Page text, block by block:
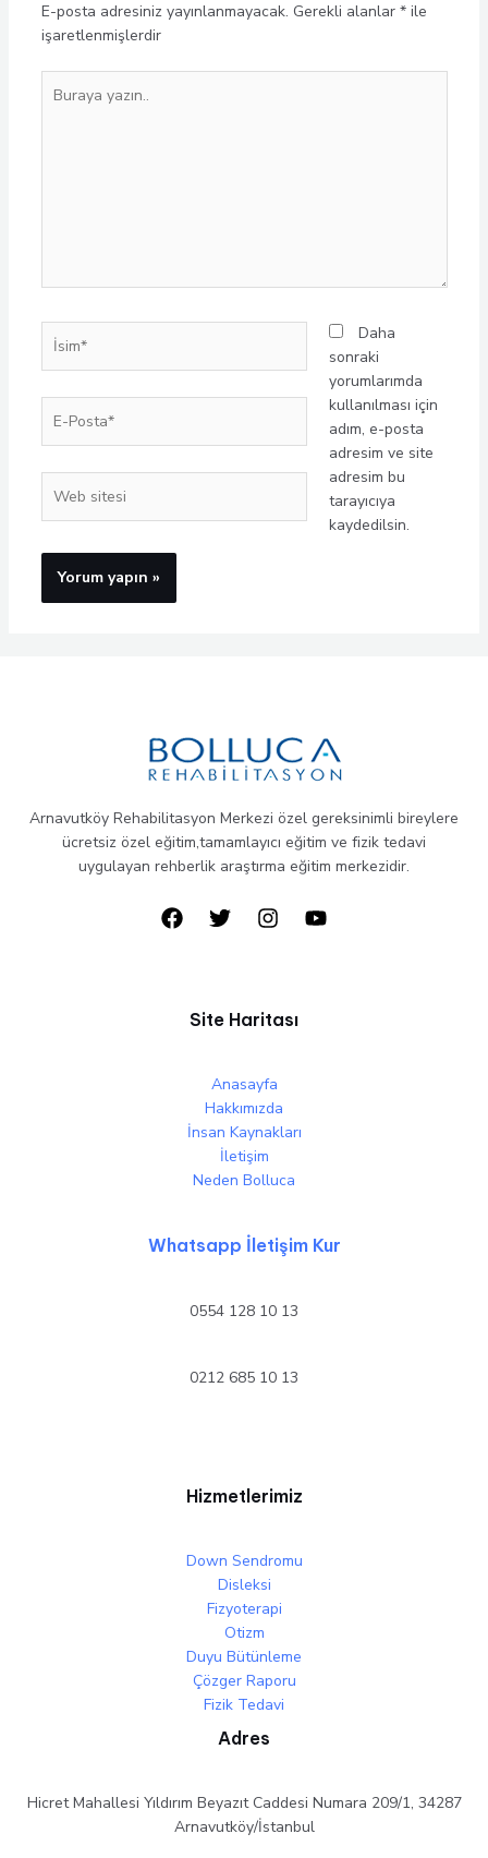
E-posta adresiniz yayınlanmayacak. Gerekli alanlar *ile
işaretlenmişlerdir
yazın..
İsim*
Posta*
sitesi
Daha
sonraki
yorumlarımda
kullanılması için
adım, e-posta
adresim ve site
adresim bu
tarayıcıya
kaydedilsin.
Arnavutköy Rehabilitasyon Merkezi özel gereksinimli bireylere
ücretsiz özel eğitim,tamamlayıcı eğitim ve fizik tedavi
uygulayan rehberlik araştırma eğitim merkezidir.
Site Haritası
Anasayfa
Hakkımızda
İnsan Kaynakları
İletişim
Neden Bolluca
Whatsapp İletişim Kur
0554 128 10 13
0212 685 10 13
Hizmetlerimiz
Down Sendromu
Disleksi
Fizyoterapi
Otizm
Duyu Bütünleme
Çözger Raporu
Fizik Tedavi
Adres
Hicret Mahallesi Yıldırım Beyazıt Caddesi Numara 209/1, 34287
Arnavutköy/İstanbul